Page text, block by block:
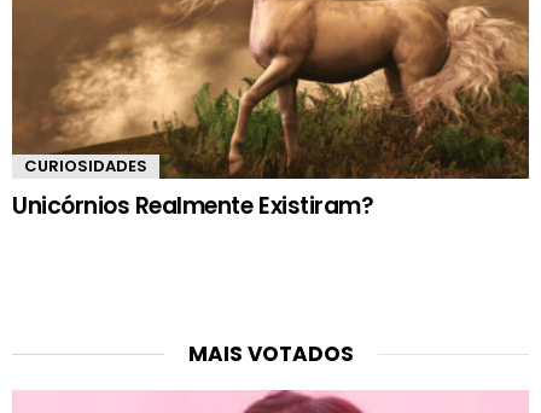
CURIOSIDADES
Unicórnios Realmente Existiram?
MAIS VOTADOS